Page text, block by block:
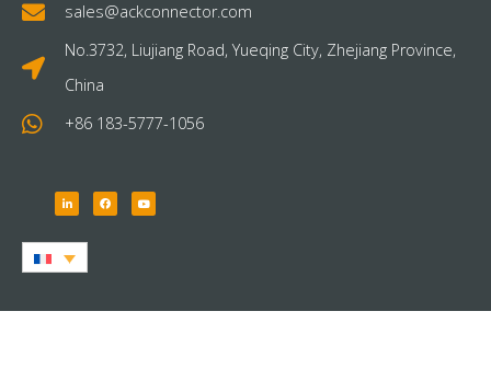
sales@ackconnector.com
No.3732, Liujiang Road, Yueqing City, Zhejiang Province,
China
+86 183-5777-1056